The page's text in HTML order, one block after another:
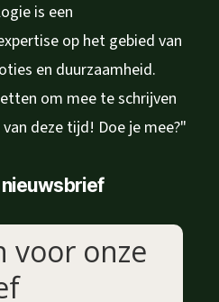
is een
op het gebied van
en duurzaamheid.
om mee te schrijven
deze tijd! Doe je mee?"
voor onze